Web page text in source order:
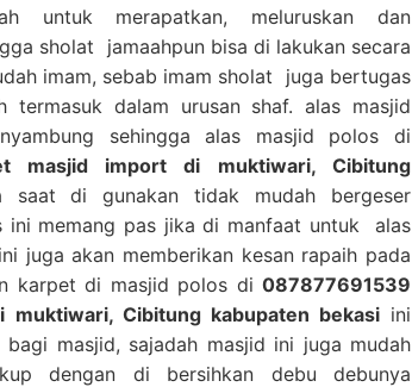
untuk merapatkan, meluruskan dan
sholat jamaahpun bisa di lakukan secara
imam, sebab imam sholat juga bertugas
termasuk dalam urusan shaf. alas masjid
sehingga alas masjid polos di
masjid import di muktiwari, Cibitung
di gunakan tidak mudah bergeser
ini memang pas jika di manfaat untuk alas
juga akan memberikan kesan rapaih pada
karpet di masjid polos di 087877691539
Cibitung kabupaten bekasiini
masjid, sajadah masjid ini juga mudah
dengan di bersihkan debu debunya